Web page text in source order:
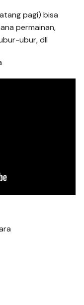
pagi) bisa
permainan,
ubur, dll